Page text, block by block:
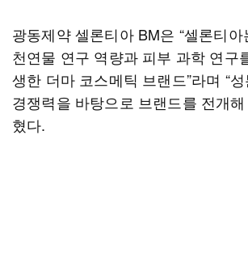
광동제약 셀론티아 BM은 “셀론티
천연물 연구 역량과 피부 과학 연구
생한 더마 코스메틱 브랜드”라며 “
경쟁력을 바탕으로 브랜드를 전개
혔다.